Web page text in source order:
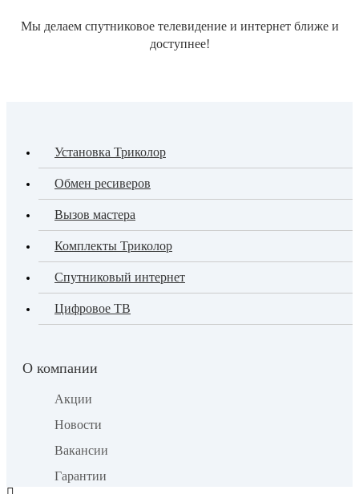
Мы делаем спутниковое телевидение и интернет ближе и
доступнее!
Установка Триколор
Обмен ресиверов
Вызов мастера
Комплекты Триколор
Спутниковый интернет
Цифровое ТВ
О компании
Акции
Новости
Вакансии
Гарантии